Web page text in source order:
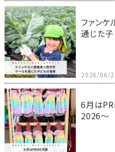
ファン
通じた
2026/06/
6月は
2026～